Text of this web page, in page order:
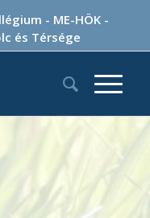
- ME-HÖK -
és Térsége